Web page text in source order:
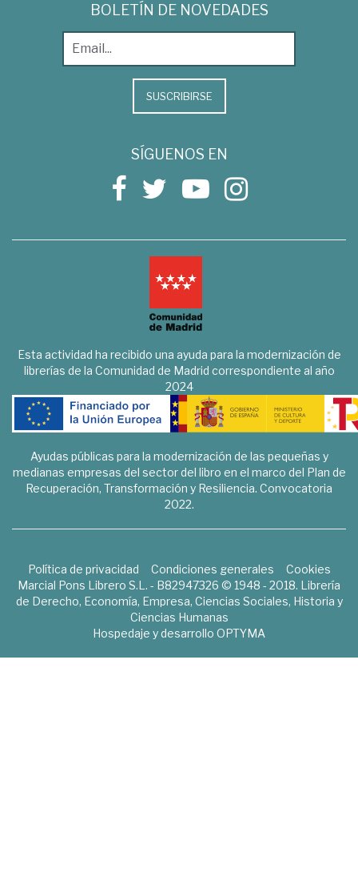
BOLETÍN DE NOVEDADES
SUSCRIBIRSE
SÍGUENOS EN
Esta actividad ha recibido una ayuda para la modernización de
librerías de la Comunidad de Madrid correspondiente al año
2024
Ayudas públicas para la modernización de las pequeñas y
medianas empresas del sector del libro en el marco del Plan de
Recuperación, Transformación y Resiliencia. Convocatoria
2022.
Política de privacidad Condiciones generales
Cookies
Marcial Pons Librero S.L. - B82947326 © 1948 - 2018. Librería
de Derecho, Economía, Empresa, Ciencias Sociales, Historia y
Ciencias Humanas
Hospedaje y desarrollo OPTYMA